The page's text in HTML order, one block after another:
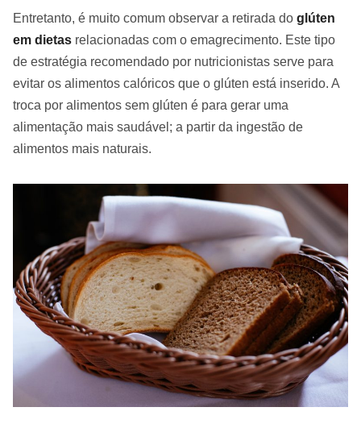
Entretanto, é muito comum observar a retirada do glúten
em dietas relacionadas com o emagrecimento. Este tipo
de estratégia recomendado por nutricionistas serve para
evitar os alimentos calóricos que o glúten está inserido. A
troca por alimentos sem glúten é para gerar uma
alimentação mais saudável; a partir da ingestão de
alimentos mais naturais.